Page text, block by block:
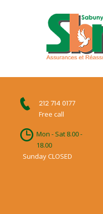
212 714 0177
Free call
Mon - Sat 8.00 -
18.00
Sunday CLOSED